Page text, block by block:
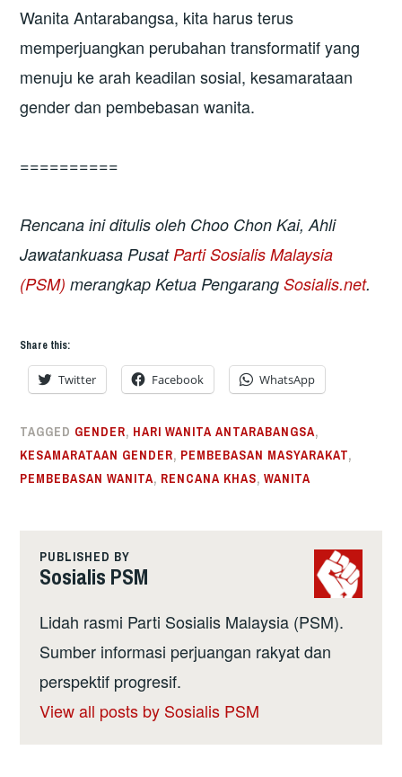
Wanita Antarabangsa, kita harus terus
memperjuangkan perubahan transformatif yang
menuju ke arah keadilan sosial, kesamarataan
gender dan pembebasan wanita.
==========
Rencana ini ditulis oleh Choo Chon Kai, Ahli
Jawatankuasa Pusat Parti Sosialis Malaysia
(PSM) merangkap Ketua PengarangSosialis.net.
Share this:
Twitter Facebook WhatsApp
TAGGED GENDER, HARI WANITA ANTARABANGSA,
KESAMARATAAN GENDER, PEMBEBASAN MASYARAKAT,
PEMBEBASAN WANITA, RENCANA KHAS,WANITA
PUBLISHED BY
Sosialis PSM
Lidah rasmi Parti Sosialis Malaysia (PSM).
Sumber informasi perjuangan rakyat dan
perspektif progresif.
View all posts by Sosialis PSM